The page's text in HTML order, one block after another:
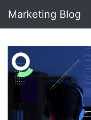
Marketing Blog